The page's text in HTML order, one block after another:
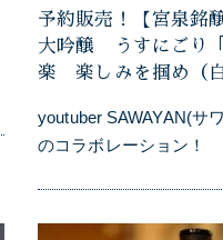
予約販売！【宮泉銘
大吟醸 うすにごり
楽 楽しみを掴め（白
youtuber SAWAYAN(
のコラボレーション！